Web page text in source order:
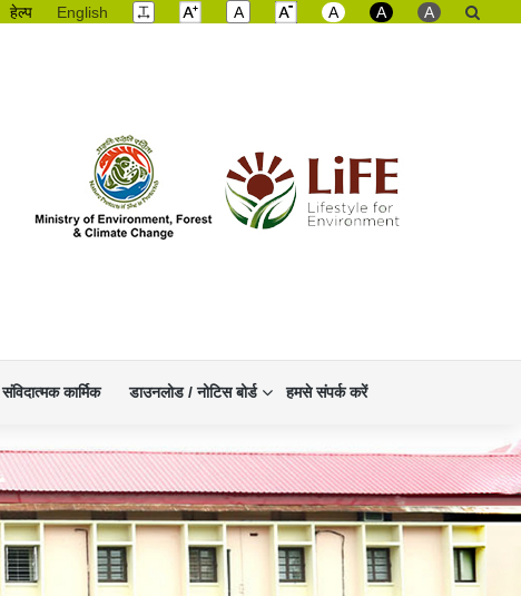
हेल्प English A A A A
संविदात्मक कार्मिक डाउनलोड / नोटिस बोर्ड हमसे संपर्क करें